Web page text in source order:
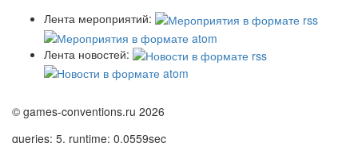
Лента мероприятий:
Лента новостей:
© games-conventions.ru 2026
queries: 5, runtime: 0,0559sec